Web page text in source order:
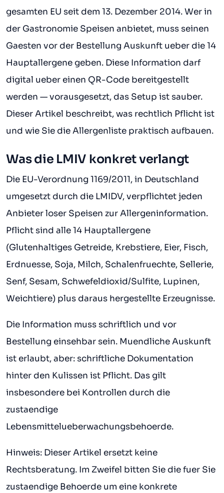
gesamten EU seit dem 13. Dezember 2014. Wer in
der Gastronomie Speisen anbietet, muss seinen
Gaesten vor der Bestellung Auskunft ueber die 14
Hauptallergene geben. Diese Information darf
digital ueber einen QR-Code bereitgestellt
werden — vorausgesetzt, das Setup ist sauber.
Dieser Artikel beschreibt, was rechtlich Pflicht ist
und wie Sie die Allergenliste praktisch aufbauen.
Was die LMIV konkret verlangt
Die EU-Verordnung 1169/2011, in Deutschland
umgesetzt durch die LMIDV, verpflichtet jeden
Anbieter loser Speisen zur Allergeninformation.
Pflicht sind alle 14 Hauptallergene
(Glutenhaltiges Getreide, Krebstiere, Eier, Fisch,
Erdnuesse, Soja, Milch, Schalenfruechte, Sellerie,
Senf, Sesam, Schwefeldioxid/Sulfite, Lupinen,
Weichtiere) plus daraus hergestellte Erzeugnisse.
Die Information muss schriftlich und vor
Bestellung einsehbar sein. Muendliche Auskunft
ist erlaubt, aber: schriftliche Dokumentation
hinter den Kulissen ist Pflicht. Das gilt
insbesondere bei Kontrollen durch die
zustaendige
Lebensmittelueberwachungsbehoerde.
Hinweis: Dieser Artikel ersetzt keine
Rechtsberatung. Im Zweifel bitten Sie die fuer Sie
zustaendige Behoerde um eine konkrete